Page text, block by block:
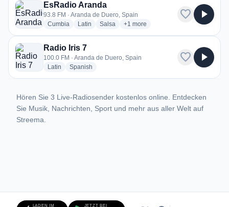
EsRadio Aranda
93.8 FM · Aranda de Duero, Spain
Cumbia radio stations
Latin radio stations
Salsa radio stations
+1 more genres for EsRadio Aranda
more
favorite play_arrow
Radio Iris 7
100.0 FM · Aranda de Duero, Spain
Latin radio stations
Spanish
favorite play_arrow
Hören Sie 3 Live-Radiosender kostenlos online. Entdecken
Sie Musik, Nachrichten, Sport und mehr aus aller Welt auf
Streema.
LADEN IM JETZT BEI